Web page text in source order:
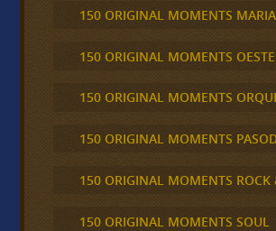
150 ORIGINAL MOMENTS
150 ORIGINAL MOMENTS OESTE
150 ORIGINAL MOMENTS
150 ORIGINAL MOMENTS
150 ORIGINAL MOMENTS ROCK
150 ORIGINAL MOMENTS SOUL